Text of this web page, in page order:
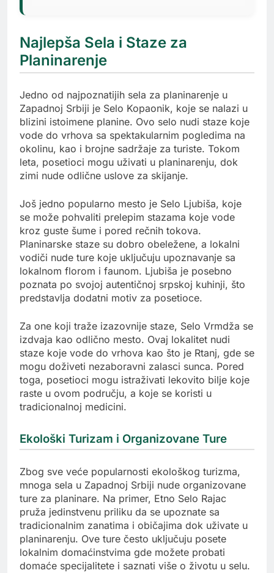
Najlepša Sela i Staze za
Planinarenje
Jedno od najpoznatijih sela za planinarenje u
Zapadnoj Srbiji je Selo Kopaonik, koje se nalazi u
blizini istoimene planine. Ovo selo nudi staze koje
vode do vrhova sa spektakularnim pogledima na
okolinu, kao i brojne sadržaje za turiste. Tokom
leta, posetioci mogu uživati u planinarenju, dok
zimi nude odlične uslove za skijanje.
Još jedno popularno mesto je Selo Ljubiša, koje
se može pohvaliti prelepim stazama koje vode
kroz guste šume i pored rečnih tokova.
Planinarske staze su dobro obeležene, a lokalni
vodiči nude ture koje uključuju upoznavanje sa
lokalnom florom i faunom. Ljubiša je posebno
poznata po svojoj autentičnoj srpskoj kuhinji, što
predstavlja dodatni motiv za posetioce.
Za one koji traže izazovnije staze, Selo Vrmdža se
izdvaja kao odlično mesto. Ovaj lokalitet nudi
staze koje vode do vrhova kao što je Rtanj, gde se
mogu doživeti nezaboravni zalasci sunca. Pored
toga, posetioci mogu istraživati lekovito bilje koje
raste u ovom području, a koje se koristi u
tradicionalnoj medicini.
Ekološki Turizam i Organizovane Ture
Zbog sve veće popularnosti ekološkog turizma,
mnoga sela u Zapadnoj Srbiji nude organizovane
ture za planinare. Na primer, Etno Selo Rajac
pruža jedinstvenu priliku da se upoznate sa
tradicionalnim zanatima i običajima dok uživate u
planinarenju. Ove ture često uključuju posete
lokalnim domaćinstvima gde možete probati
domaće specijalitete i saznati više o životu u selu.